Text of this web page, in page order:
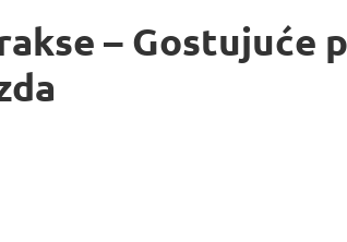
– Gostujuće